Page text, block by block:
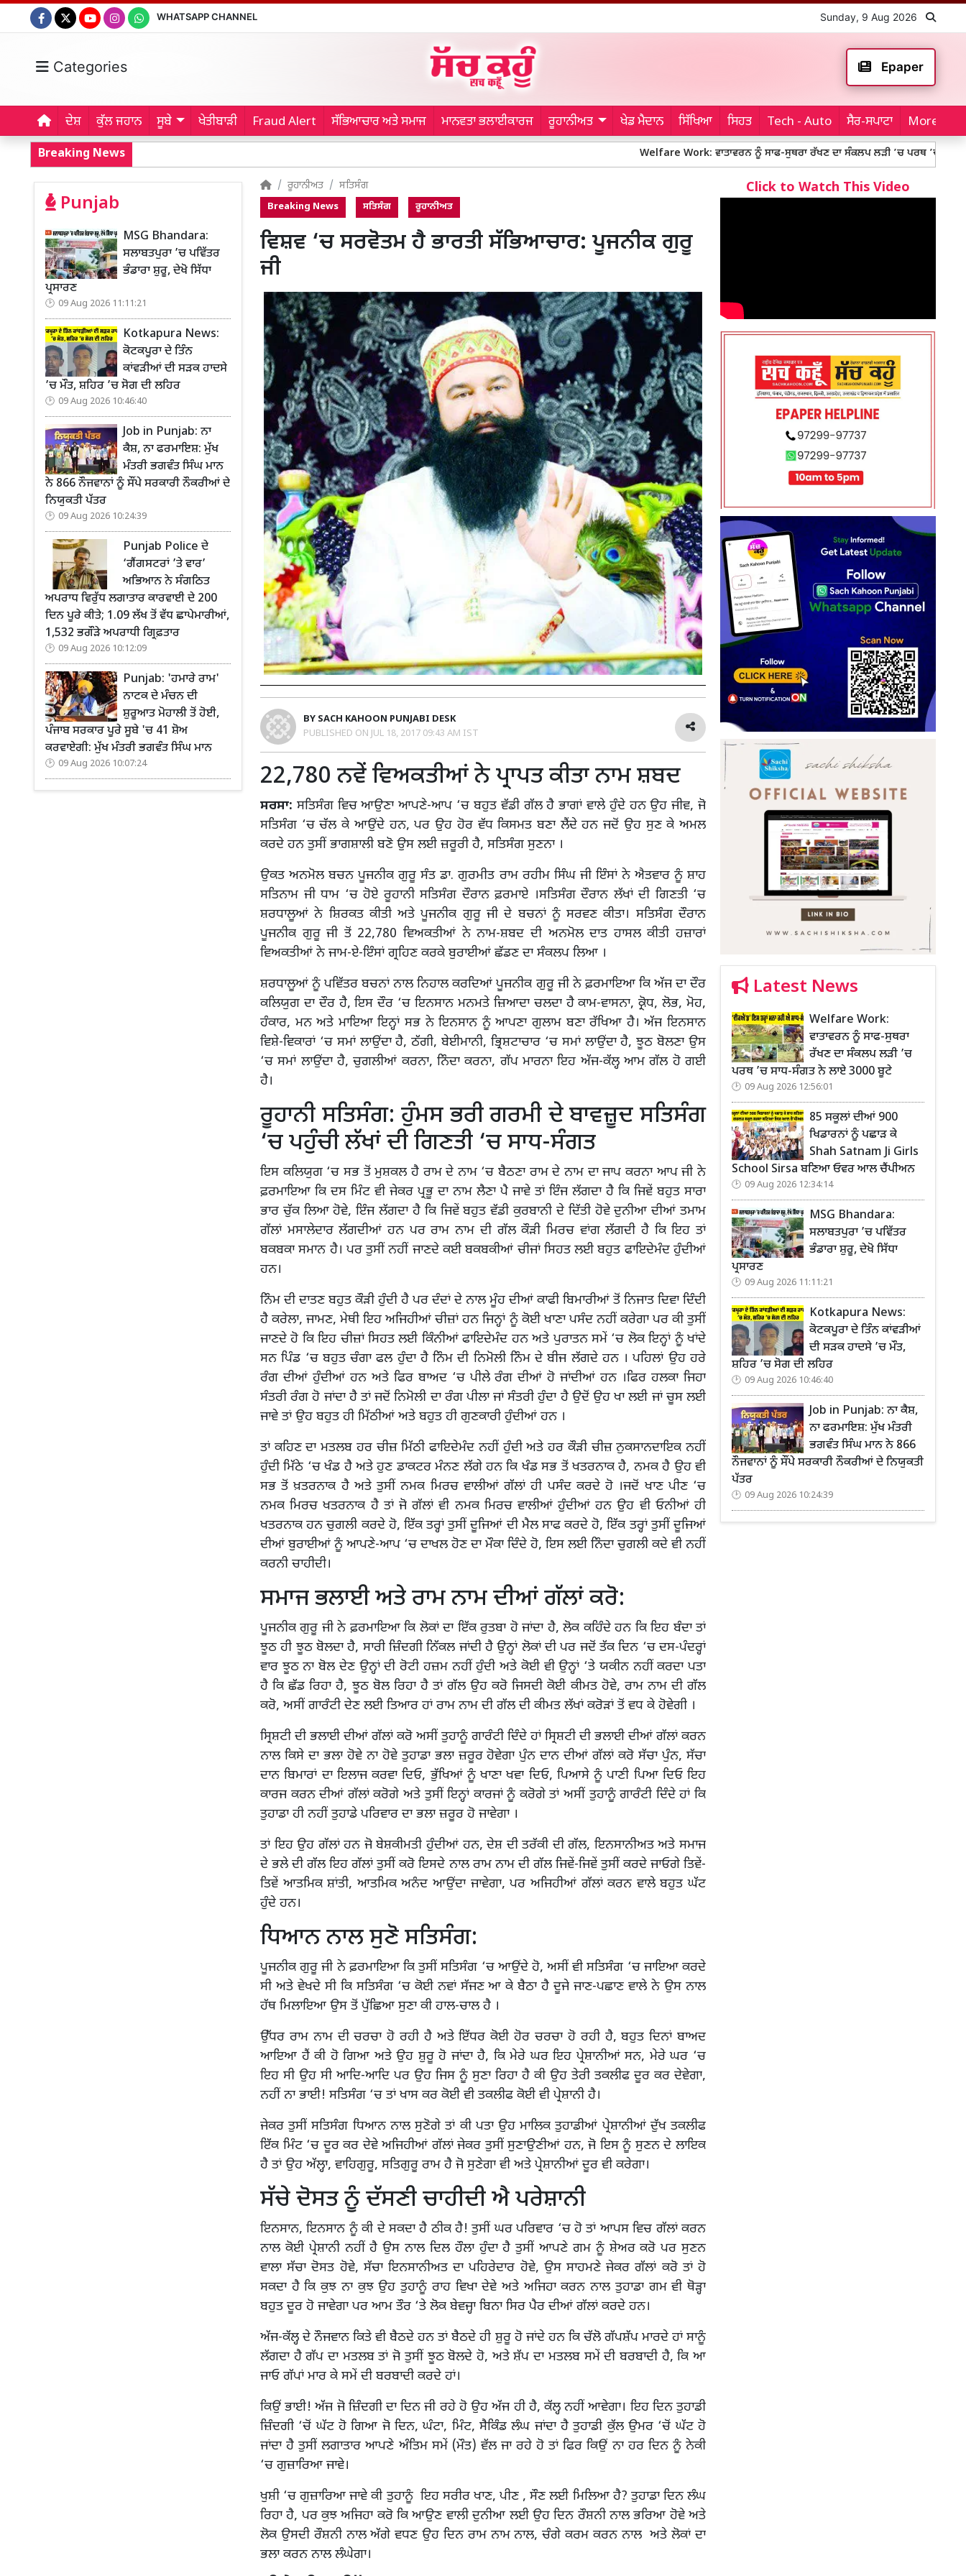
WHATSAPP CHANNEL Sunday, 9 Aug 2026
Categories Epaper
ਦੇਸ਼ ਕੁੱਲ ਜਹਾਨ ਸੂਬੇ ਖੇਤੀਬਾੜੀ Fraud Alert ਸੱਭਿਆਚਾਰ ਅਤੇ ਸਮਾਜ ਮਾਨਵਤਾ ਭਲਾਈਕਾਰਜ ਰੂਹਾਨੀਅਤ ਖੇਡ ਮੈਦਾਨ ਸਿੱਖਿਆ ਸਿਹਤ Tech - Auto ਸੈਰ-ਸਪਾਟਾ More...
Breaking News Welfare Work: ਵਾਤਾਵਰਨ ਨੂੰ ਸਾਫ-ਸੁਥਰਾ ਰੱਖਣ ਦਾ ਸੰਕਲਪ ਲੜੀ ’ਚ ਪਰਥ ’ਚ ਸਾਧ-ਸੰਗਤ ਨੇ ਲਾਏ
Punjab
MSG Bhandara:
ਸਲਾਬਤਪੁਰਾ ’ਚ ਪਵਿੱਤਰ
ਭੰਡਾਰਾ ਸ਼ੁਰੂ, ਦੇਖੋ ਸਿੱਧਾ
ਪ੍ਰਸਾਰਣ
09 Aug 2026 11:11:21
Kotkapura News:
ਕੋਟਕਪੂਰਾ ਦੇ ਤਿੰਨ
ਕਾਂਵੜੀਆਂ ਦੀ ਸੜਕ ਹਾਦਸੇ
’ਚ ਮੌਤ, ਸ਼ਹਿਰ ’ਚ ਸੋਗ ਦੀ ਲਹਿਰ
09 Aug 2026 10:46:40
Job in Punjab: ਨਾ
ਕੈਸ਼, ਨਾ ਫਰਮਾਇਸ਼: ਮੁੱਖ
ਮੰਤਰੀ ਭਗਵੰਤ ਸਿੰਘ ਮਾਨ
ਨੇ 866 ਨੌਜਵਾਨਾਂ ਨੂੰ ਸੌਂਪੇ ਸਰਕਾਰੀ ਨੌਕਰੀਆਂ ਦੇ
ਨਿਯੁਕਤੀ ਪੱਤਰ
09 Aug 2026 10:24:39
Punjab Police ਦੇ
‘ਗੈਂਗਸਟਰਾਂ ’ਤੇ ਵਾਰ’
ਅਭਿਆਨ ਨੇ ਸੰਗਠਿਤ
ਅਪਰਾਧ ਵਿਰੁੱਧ ਲਗਾਤਾਰ ਕਾਰਵਾਈ ਦੇ 200
ਦਿਨ ਪੂਰੇ ਕੀਤੇ; 1.09 ਲੱਖ ਤੋਂ ਵੱਧ ਛਾਪੇਮਾਰੀਆਂ,
1,532 ਭਗੌੜੇ ਅਪਰਾਧੀ ਗ੍ਰਿਫ਼ਤਾਰ
09 Aug 2026 10:12:09
Punjab: 'ਹਮਾਰੇ ਰਾਮ'
ਨਾਟਕ ਦੇ ਮੰਚਨ ਦੀ
ਸ਼ੁਰੂਆਤ ਮੋਹਾਲੀ ਤੋਂ ਹੋਈ,
ਪੰਜਾਬ ਸਰਕਾਰ ਪੂਰੇ ਸੂਬੇ 'ਚ 41 ਸ਼ੋਅ
ਕਰਵਾਏਗੀ: ਮੁੱਖ ਮੰਤਰੀ ਭਗਵੰਤ ਸਿੰਘ ਮਾਨ
09 Aug 2026 10:07:24
ਰੂਹਾਨੀਅਤ ਸਤਿਸੰਗ
Breaking News ਸਤਿਸੰਗ ਰੂਹਾਨੀਅਤ
ਵਿਸ਼ਵ ‘ਚ ਸਰਵੋਤਮ ਹੈ ਭਾਰਤੀ ਸੱਭਿਆਚਾਰ: ਪੂਜਨੀਕ ਗੁਰੂ
ਜੀ
BY SACH KAHOON PUNJABI DESK
PUBLISHED ON JUL 18, 2017 09:43 AM IST
22,780 ਨਵੇਂ ਵਿਅਕਤੀਆਂ ਨੇ ਪ੍ਰਾਪਤ ਕੀਤਾ ਨਾਮ ਸ਼ਬਦ
ਸਰਸਾ: ਸਤਿਸੰਗ ਵਿਚ ਆਉਣਾ ਆਪਣੇ-ਆਪ ‘ਚ ਬਹੁਤ ਵੱਡੀ ਗੱਲ ਹੈ ਭਾਗਾਂ ਵਾਲੇ ਹੁੰਦੇ ਹਨ ਉਹ ਜੀਵ, ਜੋ
ਸਤਿਸੰਗ ‘ਚ ਚੱਲ ਕੇ ਆਉਂਦੇ ਹਨ, ਪਰ ਉਹ ਹੋਰ ਵੱਧ ਕਿਸਮਤ ਬਣਾ ਲੈਂਦੇ ਹਨ ਜਦੋਂ ਉਹ ਸੁਣ ਕੇ ਅਮਲ
ਕਰਦੇ ਹਨ ਤੁਸੀਂ ਭਾਗਸ਼ਾਲੀ ਬਣੋ ਉਸ ਲਈ ਜ਼ਰੂਰੀ ਹੈ, ਸਤਿਸੰਗ ਸੁਣਨਾ ।
ਉਕਤ ਅਨਮੋਲ ਬਚਨ ਪੂਜਨੀਕ ਗੁਰੂ ਸੰਤ ਡਾ. ਗੁਰਮੀਤ ਰਾਮ ਰਹੀਮ ਸਿੰਘ ਜੀ ਇੰਸਾਂ ਨੇ ਐਤਵਾਰ ਨੂੰ ਸ਼ਾਹ
ਸਤਿਨਾਮ ਜੀ ਧਾਮ ‘ਚ ਹੋਏ ਰੂਹਾਨੀ ਸਤਿਸੰਗ ਦੌਰਾਨ ਫ਼ਰਮਾਏ ।ਸਤਿਸੰਗ ਦੌਰਾਨ ਲੱਖਾਂ ਦੀ ਗਿਣਤੀ ‘ਚ
ਸ਼ਰਧਾਲੂਆਂ ਨੇ ਸ਼ਿਰਕਤ ਕੀਤੀ ਅਤੇ ਪੂਜਨੀਕ ਗੁਰੂ ਜੀ ਦੇ ਬਚਨਾਂ ਨੂੰ ਸਰਵਣ ਕੀਤਾ। ਸਤਿਸੰਗ ਦੌਰਾਨ
ਪੂਜਨੀਕ ਗੁਰੂ ਜੀ ਤੋਂ 22,780 ਵਿਅਕਤੀਆਂ ਨੇ ਨਾਮ-ਸ਼ਬਦ ਦੀ ਅਨਮੋਲ ਦਾਤ ਹਾਸਲ ਕੀਤੀ ਹਜ਼ਾਰਾਂ
ਵਿਅਕਤੀਆਂ ਨੇ ਜਾਮ-ਏ-ਇੰਸਾਂ ਗ੍ਰਹਿਣ ਕਰਕੇ ਬੁਰਾਈਆਂ ਛੱਡਣ ਦਾ ਸੰਕਲਪ ਲਿਆ ।
ਸ਼ਰਧਾਲੂਆਂ ਨੂੰ ਪਵਿੱਤਰ ਬਚਨਾਂ ਨਾਲ ਨਿਹਾਲ ਕਰਦਿਆਂ ਪੂਜਨੀਕ ਗੁਰੂ ਜੀ ਨੇ ਫ਼ਰਮਾਇਆ ਕਿ ਅੱਜ ਦਾ ਦੌਰ
ਕਲਿਯੁਗ ਦਾ ਦੌਰ ਹੈ, ਇਸ ਦੌਰ ‘ਚ ਇਨਸਾਨ ਮਨਮਤੇ ਜ਼ਿਆਦਾ ਚਲਦਾ ਹੈ ਕਾਮ-ਵਾਸਨਾ, ਕ੍ਰੋਧ, ਲੋਭ, ਮੋਹ,
ਹੰਕਾਰ, ਮਨ ਅਤੇ ਮਾਇਆ ਇਨ੍ਹਾਂ ਸਭ ਨੇ ਇਨਸਾਨ ਨੂੰ ਆਪਣਾ ਗੁਲਾਮ ਬਣਾ ਰੱਖਿਆ ਹੈ। ਅੱਜ ਇਨਸਾਨ
ਵਿਸ਼ੇ-ਵਿਕਾਰਾਂ ‘ਚ ਸਮਾਂ ਲਾਉਂਦਾ ਹੈ, ਠੱਗੀ, ਬੇਈਮਾਨੀ, ਭ੍ਰਿਸ਼ਟਾਚਾਰ ‘ਚ ਸਮਾਂ ਲਾਉਂਦਾ ਹੈ, ਝੂਠ ਬੋਲਣਾ ਉਸ
‘ਚ ਸਮਾਂ ਲਾਉਂਦਾ ਹੈ, ਚੁਗਲੀਆਂ ਕਰਨਾ, ਨਿੰਦਾ ਕਰਨਾ, ਗੱਪ ਮਾਰਨਾ ਇਹ ਅੱਜ-ਕੱਲ੍ਹ ਆਮ ਗੱਲ ਹੋ ਗਈ
ਹੈ।
ਰੂਹਾਨੀ ਸਤਿਸੰਗ: ਹੁੰਮਸ ਭਰੀ ਗਰਮੀ ਦੇ ਬਾਵਜ਼ੂਦ ਸਤਿਸੰਗ
‘ਚ ਪਹੁੰਚੀ ਲੱਖਾਂ ਦੀ ਗਿਣਤੀ ‘ਚ ਸਾਧ-ਸੰਗਤ
ਇਸ ਕਲਿਯੁਗ ‘ਚ ਸਭ ਤੋਂ ਮੁਸ਼ਕਲ ਹੈ ਰਾਮ ਦੇ ਨਾਮ ‘ਚ ਬੈਠਣਾ ਰਾਮ ਦੇ ਨਾਮ ਦਾ ਜਾਪ ਕਰਨਾ ਆਪ ਜੀ ਨੇ
ਫ਼ਰਮਾਇਆ ਕਿ ਦਸ ਮਿੰਟ ਵੀ ਜੇਕਰ ਪ੍ਰਭੂ ਦਾ ਨਾਮ ਲੈਣਾ ਪੈ ਜਾਵੇ ਤਾਂ ਇੰਜ ਲੱਗਦਾ ਹੈ ਕਿ ਜਿਵੇਂ ਬਹੁਤ ਸਾਰਾ
ਭਾਰ ਚੁੱਕ ਲਿਆ ਹੋਵੇ, ਇੰਜ ਲੱਗਦਾ ਹੈ ਕਿ ਜਿਵੇਂ ਬਹੁਤ ਵੱਡੀ ਕੁਰਬਾਨੀ ਦੇ ਦਿੱਤੀ ਹੋਵੇ ਦੁਨੀਆ ਦੀਆਂ ਤਮਾਮ
ਗੱਲਾਂ ਮਸਾਲੇਦਾਰ ਲੱਗਦੀਆਂ ਹਨ ਪਰ ਰਾਮ ਨਾਮ ਦੀ ਗੱਲ ਕੌੜੀ ਮਿਰਚ ਵਾਂਗ ਲੱਗਦੀ ਹੈ ਕਿ ਇਹ ਤਾਂ
ਬਕਬਕਾ ਸਮਾਨ ਹੈ। ਪਰ ਤੁਸੀਂ ਨਹੀਂ ਜਾਣਦੇ ਕਈ ਬਕਬਕੀਆਂ ਚੀਜਾਂ ਸਿਹਤ ਲਈ ਬਹੁਤ ਫਾਇਦੇਮੰਦ ਹੁੰਦੀਆਂ
ਹਨ।
ਨਿੰਮ ਦੀ ਦਾਤਣ ਬਹੁਤ ਕੌੜੀ ਹੁੰਦੀ ਹੈ ਪਰ ਦੰਦਾਂ ਦੇ ਨਾਲ ਮੂੰਹ ਦੀਆਂ ਕਾਫੀ ਬਿਮਾਰੀਆਂ ਤੋਂ ਨਿਜਾਤ ਦਿਵਾ ਦਿੰਦੀ
ਹੈ ਕਰੇਲਾ, ਜਾਮਣ, ਮੇਥੀ ਇਹ ਅਜਿਹੀਆਂ ਚੀਜ਼ਾਂ ਹਨ ਜਿਨ੍ਹਾਂ ਨੂੰ ਕੋਈ ਖਾਣਾ ਪਸੰਦ ਨਹੀਂ ਕਰੇਗਾ ਪਰ ਕੀ ਤੁਸੀਂ
ਜਾਣਦੇ ਹੋ ਕਿ ਇਹ ਚੀਜ਼ਾਂ ਸਿਹਤ ਲਈ ਕਿੰਨੀਆਂ ਫਾਇਦੇਮੰਦ ਹਨ ਅਤੇ ਪੁਰਾਤਨ ਸਮੇਂ ‘ਚ ਲੋਕ ਇਨ੍ਹਾਂ ਨੂੰ ਖਾਂਦੇ
ਸਨ ਪਿੰਡ ‘ਚ ਬਹੁਤ ਚੰਗਾ ਫਲ ਹੁੰਦਾ ਹੈ ਨਿੰਮ ਦੀ ਨਿਮੋਲੀ ਨਿੰਮ ਦੇ ਬੀਜ ਲੱਗਦੇ ਹਨ । ਪਹਿਲਾਂ ਉਹ ਹਰੇ
ਰੰਗ ਦੀਆਂ ਹੁੰਦੀਆਂ ਹਨ ਅਤੇ ਫਿਰ ਬਾਅਦ ‘ਚ ਪੀਲੇ ਰੰਗ ਦੀਆਂ ਹੋ ਜਾਂਦੀਆਂ ਹਨ ।ਫਿਰ ਹਲਕਾ ਜਿਹਾ
ਸੰਤਰੀ ਰੰਗ ਹੋ ਜਾਂਦਾ ਹੈ ਤਾਂ ਜਦੋਂ ਨਿਮੋਲੀ ਦਾ ਰੰਗ ਪੀਲਾ ਜਾਂ ਸੰਤਰੀ ਹੁੰਦਾ ਹੈ ਉਦੋਂ ਉਹ ਖਾ ਲਈ ਜਾਂ ਚੂਸ ਲਈ
ਜਾਵੇ ਤਾਂ ਉਹ ਬਹੁਤ ਹੀ ਮਿੱਠੀਆਂ ਅਤੇ ਬਹੁਤ ਹੀ ਗੁਣਕਾਰੀ ਹੁੰਦੀਆਂ ਹਨ ।
ਤਾਂ ਕਹਿਣ ਦਾ ਮਤਲਬ ਹਰ ਚੀਜ਼ ਮਿੱਠੀ ਫਾਇਦੇਮੰਦ ਨਹੀਂ ਹੁੰਦੀ ਅਤੇ ਹਰ ਕੌੜੀ ਚੀਜ਼ ਨੁਕਸਾਨਦਾਇਕ ਨਹੀਂ
ਹੁੰਦੀ ਮਿੱਠੇ ‘ਚ ਖੰਡ ਹੈ ਅਤੇ ਹੁਣ ਡਾਕਟਰ ਮੰਨਣ ਲੱਗੇ ਹਨ ਕਿ ਖੰਡ ਸਭ ਤੋਂ ਖਤਰਨਾਕ ਹੈ, ਨਮਕ ਹੈ ਉਹ ਵੀ
ਸਭ ਤੋਂ ਖ਼ਤਰਨਾਕ ਹੈ ਅਤੇ ਤੁਸੀਂ ਨਮਕ ਮਿਰਚ ਵਾਲੀਆਂ ਗੱਲਾਂ ਹੀ ਪਸੰਦ ਕਰਦੇ ਹੋ ।ਜਦੋਂ ਖਾਣ ਪੀਣ ‘ਚ
ਨਮਕ ਮਿਰਚ ਖਤਰਨਾਕ ਹੈ ਤਾਂ ਜੋ ਗੱਲਾਂ ਵੀ ਨਮਕ ਮਿਰਚ ਵਾਲੀਆਂ ਹੁੰਦੀਆਂ ਹਨ ਉਹ ਵੀ ਓਨੀਆਂ ਹੀ
ਖਤਰਨਾਕ ਹਨ ਚੁਗਲੀ ਕਰਦੇ ਹੋ, ਇੱਕ ਤਰ੍ਹਾਂ ਤੁਸੀਂ ਦੂਜਿਆਂ ਦੀ ਮੈਲ ਸਾਫ ਕਰਦੇ ਹੋ, ਇੱਕ ਤਰ੍ਹਾਂ ਤੁਸੀਂ ਦੂਜਿਆਂ
ਦੀਆਂ ਬੁਰਾਈਆਂ ਨੂੰ ਆਪਣੇ-ਆਪ ‘ਚ ਦਾਖਲ ਹੋਣ ਦਾ ਮੌਕਾ ਦਿੰਦੇ ਹੋ, ਇਸ ਲਈ ਨਿੰਦਾ ਚੁਗਲੀ ਕਦੇ ਵੀ ਨਹੀਂ
ਕਰਨੀ ਚਾਹੀਦੀ।
ਸਮਾਜ ਭਲਾਈ ਅਤੇ ਰਾਮ ਨਾਮ ਦੀਆਂ ਗੱਲਾਂ ਕਰੋ:
ਪੂਜਨੀਕ ਗੁਰੂ ਜੀ ਨੇ ਫ਼ਰਮਾਇਆ ਕਿ ਲੋਕਾਂ ਦਾ ਇੱਕ ਰੁਤਬਾ ਹੋ ਜਾਂਦਾ ਹੈ, ਲੋਕ ਕਹਿੰਦੇ ਹਨ ਕਿ ਇਹ ਬੰਦਾ ਤਾਂ
ਝੂਠ ਹੀ ਝੂਠ ਬੋਲਦਾ ਹੈ, ਸਾਰੀ ਜ਼ਿੰਦਗੀ ਨਿੱਕਲ ਜਾਂਦੀ ਹੈ ਉਨ੍ਹਾਂ ਲੋਕਾਂ ਦੀ ਪਰ ਜਦੋਂ ਤੱਕ ਦਿਨ ‘ਚ ਦਸ-ਪੰਦਰ੍ਹਾਂ
ਵਾਰ ਝੂਠ ਨਾ ਬੋਲ ਦੇਣ ਉਨ੍ਹਾਂ ਦੀ ਰੋਟੀ ਹਜ਼ਮ ਨਹੀਂ ਹੁੰਦੀ ਅਤੇ ਕੋਈ ਵੀ ਉਨ੍ਹਾਂ ‘ਤੇ ਯਕੀਨ ਨਹੀਂ ਕਰਦਾ ਪਤਾ
ਹੈ ਕਿ ਛੱਡ ਰਿਹਾ ਹੈ, ਝੂਠ ਬੋਲ ਰਿਹਾ ਹੈ ਤਾਂ ਗੱਲ ਉਹ ਕਰੋ ਜਿਸਦੀ ਕੋਈ ਕੀਮਤ ਹੋਵੇ, ਰਾਮ ਨਾਮ ਦੀ ਗੱਲ
ਕਰੋ, ਅਸੀਂ ਗਾਰੰਟੀ ਦੇਣ ਲਈ ਤਿਆਰ ਹਾਂ ਰਾਮ ਨਾਮ ਦੀ ਗੱਲ ਦੀ ਕੀਮਤ ਲੱਖਾਂ ਕਰੋੜਾਂ ਤੋਂ ਵਧ ਕੇ ਹੋਵੇਗੀ ।
ਸ੍ਰਿਸ਼ਟੀ ਦੀ ਭਲਾਈ ਦੀਆਂ ਗੱਲਾਂ ਕਰੋ ਅਸੀਂ ਤੁਹਾਨੂੰ ਗਾਰੰਟੀ ਦਿੰਦੇ ਹਾਂ ਸ੍ਰਿਸ਼ਟੀ ਦੀ ਭਲਾਈ ਦੀਆਂ ਗੱਲਾਂ ਕਰਨ
ਨਾਲ ਕਿਸੇ ਦਾ ਭਲਾ ਹੋਵੇ ਨਾ ਹੋਵੇ ਤੁਹਾਡਾ ਭਲਾ ਜ਼ਰੂਰ ਹੋਵੇਗਾ ਪੁੰਨ ਦਾਨ ਦੀਆਂ ਗੱਲਾਂ ਕਰੋ ਸੱਚਾ ਪੁੰਨ, ਸੱਚਾ
ਦਾਨ ਬਿਮਾਰਾਂ ਦਾ ਇਲਾਜ ਕਰਵਾ ਦਿਓ, ਭੁੱਖਿਆਂ ਨੂੰ ਖਾਣਾ ਖਵਾ ਦਿਓ, ਪਿਆਸੇ ਨੂੰ ਪਾਣੀ ਪਿਆ ਦਿਓ ਇਹ
ਕਾਰਜ ਕਰਨ ਦੀਆਂ ਗੱਲਾਂ ਕਰੋਗੇ ਅਤੇ ਤੁਸੀਂ ਇਨ੍ਹਾਂ ਕਾਰਜਾਂ ਨੂੰ ਕਰੋਗੇ ਤਾਂ ਅਸੀਂ ਤੁਹਾਨੂੰ ਗਾਰੰਟੀ ਦਿੰਦੇ ਹਾਂ ਕਿ
ਤੁਹਾਡਾ ਹੀ ਨਹੀਂ ਤੁਹਾਡੇ ਪਰਿਵਾਰ ਦਾ ਭਲਾ ਜ਼ਰੂਰ ਹੋ ਜਾਵੇਗਾ ।
ਤਾਂ ਇਹ ਉਹ ਗੱਲਾਂ ਹਨ ਜੋ ਬੇਸ਼ਕੀਮਤੀ ਹੁੰਦੀਆਂ ਹਨ, ਦੇਸ਼ ਦੀ ਤਰੱਕੀ ਦੀ ਗੱਲ, ਇਨਸਾਨੀਅਤ ਅਤੇ ਸਮਾਜ
ਦੇ ਭਲੇ ਦੀ ਗੱਲ ਇਹ ਗੱਲਾਂ ਤੁਸੀਂ ਕਰੋ ਇਸਦੇ ਨਾਲ ਰਾਮ ਨਾਮ ਦੀ ਗੱਲ ਜਿਵੇਂ-ਜਿਵੇਂ ਤੁਸੀਂ ਕਰਦੇ ਜਾਓਗੇ ਤਿਵੇਂ-
ਤਿਵੇਂ ਆਤਮਿਕ ਸ਼ਾਂਤੀ, ਆਤਮਿਕ ਅਨੰਦ ਆਉਂਦਾ ਜਾਵੇਗਾ, ਪਰ ਅਜਿਹੀਆਂ ਗੱਲਾਂ ਕਰਨ ਵਾਲੇ ਬਹੁਤ ਘੱਟ
ਹੁੰਦੇ ਹਨ।
ਧਿਆਨ ਨਾਲ ਸੁਣੋ ਸਤਿਸੰਗ:
ਪੂਜਨੀਕ ਗੁਰੂ ਜੀ ਨੇ ਫ਼ਰਮਾਇਆ ਕਿ ਤੁਸੀਂ ਸਤਿਸੰਗ ‘ਚ ਆਉਂਦੇ ਹੋ, ਅਸੀਂ ਵੀ ਸਤਿਸੰਗ ‘ਚ ਜਾਇਆ ਕਰਦੇ
ਸੀ ਅਤੇ ਵੇਖਦੇ ਸੀ ਕਿ ਸਤਿਸੰਗ ‘ਚ ਕੋਈ ਨਵਾਂ ਸੱਜਣ ਆ ਕੇ ਬੈਠਾ ਹੈ ਦੂਜੇ ਜਾਣ-ਪਛਾਣ ਵਾਲੇ ਨੇ ਉਸ ਨਾਲ
ਹੱਥ ਮਿਲਾਇਆ ਉਸ ਤੋਂ ਪੁੱਛਿਆ ਸੁਣਾ ਕੀ ਹਾਲ-ਚਾਲ ਹੈ ।
ਉੱਧਰ ਰਾਮ ਨਾਮ ਦੀ ਚਰਚਾ ਹੋ ਰਹੀ ਹੈ ਅਤੇ ਇੱਧਰ ਕੋਈ ਹੋਰ ਚਰਚਾ ਹੋ ਰਹੀ ਹੈ, ਬਹੁਤ ਦਿਨਾਂ ਬਾਅਦ
ਆਇਆ ਹੈਂ ਕੀ ਹੋ ਗਿਆ ਅਤੇ ਉਹ ਸ਼ੁਰੂ ਹੋ ਜਾਂਦਾ ਹੈ, ਕਿ ਮੇਰੇ ਘਰ ਇਹ ਪ੍ਰੇਸ਼ਾਨੀਆਂ ਸਨ, ਮੇਰੇ ਘਰ ‘ਚ
ਇਹ ਸੀ ਉਹ ਸੀ ਆਦਿ-ਆਦਿ ਪਰ ਉਹ ਜਿਸ ਨੂੰ ਸੁਣਾ ਰਿਹਾ ਹੈ ਕੀ ਉਹ ਤੇਰੀ ਤਕਲੀਫ ਦੂਰ ਕਰ ਦੇਵੇਗਾ,
ਨਹੀਂ ਨਾ ਭਾਈ! ਸਤਿਸੰਗ ‘ਚ ਤਾਂ ਖਾਸ ਕਰ ਕੋਈ ਵੀ ਤਕਲੀਫ ਕੋਈ ਵੀ ਪ੍ਰੇਸ਼ਾਨੀ ਹੈ।
ਜੇਕਰ ਤੁਸੀਂ ਸਤਿਸੰਗ ਧਿਆਨ ਨਾਲ ਸੁਣੋਗੇ ਤਾਂ ਕੀ ਪਤਾ ਉਹ ਮਾਲਿਕ ਤੁਹਾਡੀਆਂ ਪ੍ਰੇਸ਼ਾਨੀਆਂ ਦੁੱਖ ਤਕਲੀਫ
ਇੱਕ ਮਿੰਟ ‘ਚ ਦੂਰ ਕਰ ਦੇਵੇ ਅਜਿਹੀਆਂ ਗੱਲਾਂ ਜੇਕਰ ਤੁਸੀਂ ਸੁਣਾਉਣੀਆਂ ਹਨ, ਜੋ ਇਸ ਨੂੰ ਸੁਣਨ ਦੇ ਲਾਇਕ
ਹੈ ਤਾਂ ਉਹ ਅੱਲ੍ਹਾ, ਵਾਹਿਗੁਰੂ, ਸਤਿਗੁਰੂ ਰਾਮ ਹੈ ਜੋ ਸੁਣੇਗਾ ਵੀ ਅਤੇ ਪ੍ਰੇਸ਼ਾਨੀਆਂ ਦੂਰ ਵੀ ਕਰੇਗਾ।
ਸੱਚੇ ਦੋਸਤ ਨੂੰ ਦੱਸਣੀ ਚਾਹੀਦੀ ਐ ਪਰੇਸ਼ਾਨੀ
ਇਨਸਾਨ, ਇਨਸਾਨ ਨੂੰ ਕੀ ਦੇ ਸਕਦਾ ਹੈ ਠੀਕ ਹੈ! ਤੁਸੀਂ ਘਰ ਪਰਿਵਾਰ ‘ਚ ਹੋ ਤਾਂ ਆਪਸ ਵਿਚ ਗੱਲਾਂ ਕਰਨ
ਨਾਲ ਕੋਈ ਪ੍ਰੇਸ਼ਾਨੀ ਨਹੀਂ ਹੈ ਉਸ ਨਾਲ ਦਿਲ ਹੌਲਾ ਹੁੰਦਾ ਹੈ ਤੁਸੀਂ ਆਪਣੇ ਗਮ ਨੂੰ ਸ਼ੇਅਰ ਕਰੋ ਪਰ ਸੁਣਨ
ਵਾਲਾ ਸੱਚਾ ਦੋਸਤ ਹੋਵੇ, ਸੱਚਾ ਇਨਸਾਨੀਅਤ ਦਾ ਪਹਿਰੇਦਾਰ ਹੋਵੇ, ਉਸ ਸਾਹਮਣੇ ਜੇਕਰ ਗੱਲਾਂ ਕਰੋ ਤਾਂ ਹੋ
ਸਕਦਾ ਹੈ ਕਿ ਕੁਝ ਨਾ ਕੁਝ ਉਹ ਤੁਹਾਨੂੰ ਰਾਹ ਵਿਖਾ ਦੇਵੇ ਅਤੇ ਅਜਿਹਾ ਕਰਨ ਨਾਲ ਤੁਹਾਡਾ ਗਮ ਵੀ ਥੋੜ੍ਹਾ
ਬਹੁਤ ਦੂਰ ਹੋ ਜਾਵੇਗਾ ਪਰ ਆਮ ਤੌਰ ‘ਤੇ ਲੋਕ ਬੇਵਜ੍ਹਾ ਬਿਨਾ ਸਿਰ ਪੈਰ ਦੀਆਂ ਗੱਲਾਂ ਕਰਦੇ ਹਨ।
ਅੱਜ-ਕੱਲ੍ਹ ਦੇ ਨੌਜਵਾਨ ਕਿਤੇ ਵੀ ਬੈਠਦੇ ਹਨ ਤਾਂ ਬੈਠਦੇ ਹੀ ਸ਼ੁਰੂ ਹੋ ਜਾਂਦੇ ਹਨ ਕਿ ਚੱਲੋ ਗੱਪਸ਼ੱਪ ਮਾਰਦੇ ਹਾਂ ਸਾਨੂੰ
ਲੱਗਦਾ ਹੈ ਗੱਪ ਦਾ ਮਤਲਬ ਤਾਂ ਜੋ ਤੁਸੀਂ ਝੂਠ ਬੋਲਦੇ ਹੋ, ਅਤੇ ਸ਼ੱਪ ਦਾ ਮਤਲਬ ਸਮੇਂ ਦੀ ਬਰਬਾਦੀ ਹੈ, ਕਿ ਆ
ਜਾਓ ਗੱਪਾਂ ਮਾਰ ਕੇ ਸਮੇਂ ਦੀ ਬਰਬਾਦੀ ਕਰਦੇ ਹਾਂ।
ਕਿਉਂ ਭਾਈ! ਅੱਜ ਜੋ ਜ਼ਿੰਦਗੀ ਦਾ ਦਿਨ ਜੀ ਰਹੇ ਹੋ ਉਹ ਅੱਜ ਹੀ ਹੈ, ਕੱਲ੍ਹ ਨਹੀਂ ਆਵੇਗਾ। ਇਹ ਦਿਨ ਤੁਹਾਡੀ
ਜ਼ਿੰਦਗੀ ‘ਚੋਂ ਘੱਟ ਹੋ ਗਿਆ ਜੋ ਦਿਨ, ਘੰਟਾ, ਮਿੰਟ, ਸੈਕਿੰਡ ਲੰਘ ਜਾਂਦਾ ਹੈ ਤੁਹਾਡੀ ਕੁੱਲ ਉਮਰ ‘ਚੋਂ ਘੱਟ ਹੋ
ਜਾਂਦਾ ਹੈ ਤੁਸੀਂ ਲਗਾਤਾਰ ਆਪਣੇ ਅੰਤਿਮ ਸਮੇਂ (ਮੌਤ) ਵੱਲ ਜਾ ਰਹੇ ਹੋ ਤਾਂ ਫਿਰ ਕਿਉਂ ਨਾ ਹਰ ਦਿਨ ਨੂੰ ਨੇਕੀ
‘ਚ ਗੁਜ਼ਾਰਿਆ ਜਾਵੇ।
ਖੁਸ਼ੀ ‘ਚ ਗੁਜ਼ਾਰਿਆ ਜਾਵੇ ਕੀ ਤੁਹਾਨੂੰ ਇਹ ਸਰੀਰ ਖਾਣ, ਪੀਣ , ਸੌਣ ਲਈ ਮਿਲਿਆ ਹੈ? ਤੁਹਾਡਾ ਦਿਨ ਲੰਘ
ਰਿਹਾ ਹੈ, ਪਰ ਕੁਝ ਅਜਿਹਾ ਕਰੋ ਕਿ ਆਉਣ ਵਾਲੀ ਦੁਨੀਆ ਲਈ ਉਹ ਦਿਨ ਰੌਸ਼ਨੀ ਨਾਲ ਭਰਿਆ ਹੋਵੇ ਅਤੇ
ਲੋਕ ਉਸਦੀ ਰੌਸ਼ਨੀ ਨਾਲ ਅੱਗੇ ਵਧਣ ਉਹ ਦਿਨ ਰਾਮ ਨਾਮ ਨਾਲ, ਚੰਗੇ ਕਰਮ ਕਰਨ ਨਾਲ ਅਤੇ ਲੋਕਾਂ ਦਾ
ਭਲਾ ਕਰਨ ਨਾਲ ਲੰਘੇਗਾ।
Click to Watch This Video
Latest News
Welfare Work:
ਵਾਤਾਵਰਨ ਨੂੰ ਸਾਫ-ਸੁਥਰਾ
ਰੱਖਣ ਦਾ ਸੰਕਲਪ ਲੜੀ ’ਚ
ਪਰਥ ’ਚ ਸਾਧ-ਸੰਗਤ ਨੇ ਲਾਏ 3000 ਬੂਟੇ
09 Aug 2026 12:56:01
85 ਸਕੂਲਾਂ ਦੀਆਂ 900
ਖਿਡਾਰਨਾਂ ਨੂੰ ਪਛਾੜ ਕੇ
Shah Satnam Ji Girls
School Sirsa ਬਣਿਆ ਓਵਰ ਆਲ ਚੈਂਪੀਅਨ
09 Aug 2026 12:34:14
MSG Bhandara:
ਸਲਾਬਤਪੁਰਾ ’ਚ ਪਵਿੱਤਰ
ਭੰਡਾਰਾ ਸ਼ੁਰੂ, ਦੇਖੋ ਸਿੱਧਾ
ਪ੍ਰਸਾਰਣ
09 Aug 2026 11:11:21
Kotkapura News:
ਕੋਟਕਪੂਰਾ ਦੇ ਤਿੰਨ ਕਾਂਵੜੀਆਂ
ਦੀ ਸੜਕ ਹਾਦਸੇ ’ਚ ਮੌਤ,
ਸ਼ਹਿਰ ’ਚ ਸੋਗ ਦੀ ਲਹਿਰ
09 Aug 2026 10:46:40
Job in Punjab: ਨਾ ਕੈਸ਼,
ਨਾ ਫਰਮਾਇਸ਼: ਮੁੱਖ ਮੰਤਰੀ
ਭਗਵੰਤ ਸਿੰਘ ਮਾਨ ਨੇ 866
ਨੌਜਵਾਨਾਂ ਨੂੰ ਸੌਂਪੇ ਸਰਕਾਰੀ ਨੌਕਰੀਆਂ ਦੇ ਨਿਯੁਕਤੀ
ਪੱਤਰ
09 Aug 2026 10:24:39